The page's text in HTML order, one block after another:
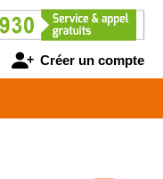
Créer un compte